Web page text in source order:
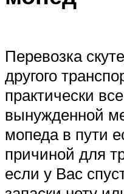
Перевозка
другого
практически
вынужденной
мопеда в пути
причиной для
если у Вас